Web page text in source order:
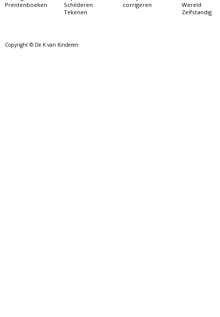
Prentenboeken
Schilderen
Tekenen
corrigeren
Wereld
Zelfstandig
Copyright © De K van Kinderen